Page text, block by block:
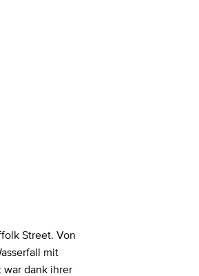
Street. Von
mit
war dank ihrer